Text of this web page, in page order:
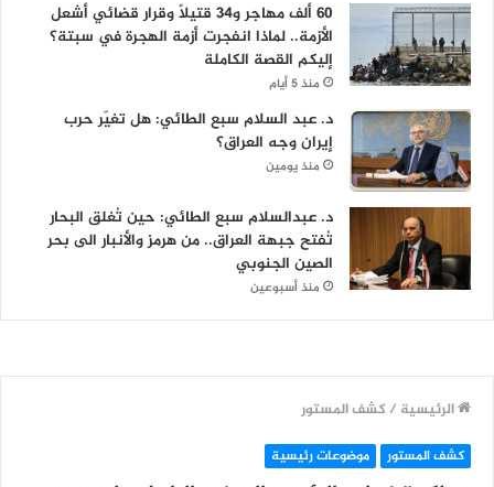
60 ألف مهاجر و34 قتيلاً وقرار قضائي أشعل
الأزمة.. لماذا انفجرت أزمة الهجرة في سبتة؟
إليكم القصة الكاملة
منذ 5 أيام
د. عبد السلام سبع الطائي: هل تغيّر حرب
إيران وجه العراق؟
منذ يومين
د. عبدالسلام سبع الطائي: حين تُغلق البحار
تُفتح جبهة العراق.. من هرمز والأنبار الى بحر
الصين الجنوبي
منذ أسبوعين